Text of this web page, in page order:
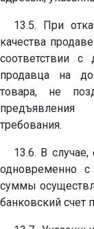
13.5. При
качества
соответствии
продавца на
товара, не
требования.
13.6. В
одновременно с
суммы
банковский счет